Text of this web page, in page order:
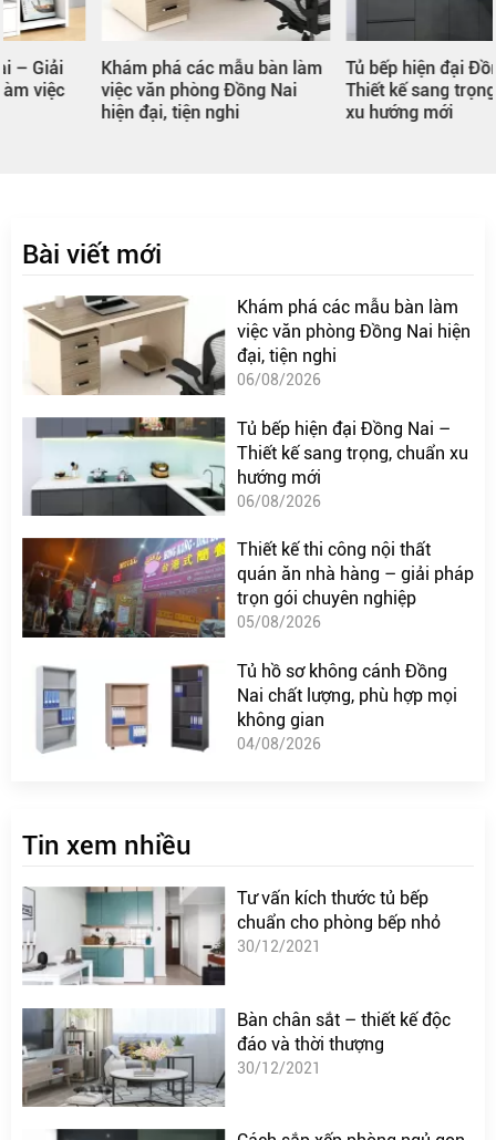
Khám phá các mẫu bàn làm
việc văn phòng Đồng Nai
hiện đại, tiện nghi
Tủ bếp hiện đại Đồng Nai –
Thiết kế sang trọng, chuẩn
xu hướng mới
Bài viết mới
Khám phá các mẫu bàn làm
việc văn phòng Đồng Nai hiện
đại, tiện nghi
06/08/2026
Tủ bếp hiện đại Đồng Nai –
Thiết kế sang trọng, chuẩn xu
hướng mới
06/08/2026
Thiết kế thi công nội thất
quán ăn nhà hàng – giải pháp
trọn gói chuyên nghiệp
05/08/2026
Tủ hồ sơ không cánh Đồng
Nai chất lượng, phù hợp mọi
không gian
04/08/2026
Tin xem nhiều
Tư vấn kích thước tủ bếp
chuẩn cho phòng bếp nhỏ
30/12/2021
Bàn chân sắt – thiết kế độc
đáo và thời thượng
30/12/2021